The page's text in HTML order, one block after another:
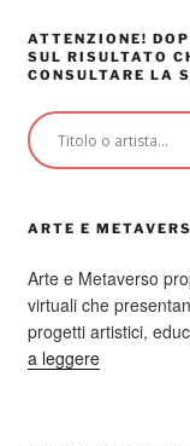
ATTENZIONE!
SUL RISULTATO
CONSULTARE LA
ARTE E
Arte e Metaverso
virtuali che
progetti artistici,
a leggere